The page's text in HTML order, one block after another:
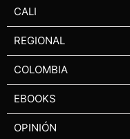
CALI
REGIONAL
COLOMBIA
EBOOKS
OPINIÓN